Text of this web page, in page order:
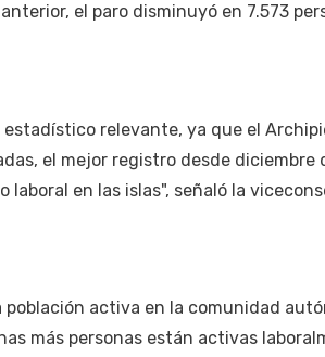
el paro disminuyó en 7.573
relevante, ya que el
el mejor registro desde diciembre
en las islas", señaló la
activa en la comunidad
más personas están activas